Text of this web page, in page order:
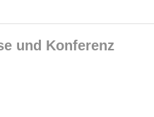
und Konferenz